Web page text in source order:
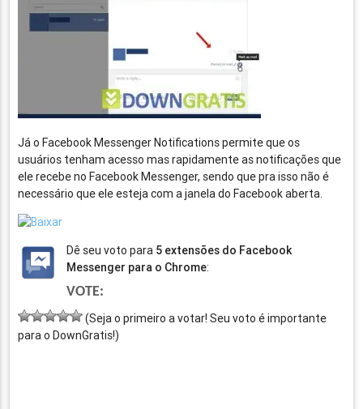
Já o Facebook Messenger Notifications permite que os
usuários tenham acesso mas rapidamente as notificações que
ele recebe no Facebook Messenger, sendo que pra isso não é
necessário que ele esteja com a janela do Facebook aberta.
Dê seu voto para 5 extensões do Facebook
Messenger para o Chrome:
VOTE:
(Seja o primeiro a votar! Seu voto é importante
para o DownGratis!)